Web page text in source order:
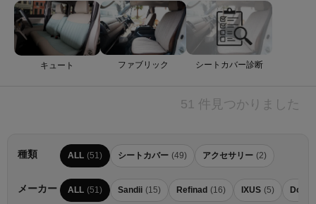
キュート ファブリック シートカバー診断
51 件見つかりました
種類 ALL (51) シートカバー (49) アクセサリー (2)
メーカー ALL (51) Sandii (15) Refinad (16) IXUS (5) Dotty